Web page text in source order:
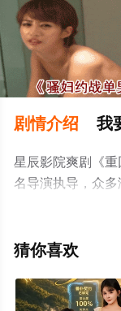
剧情介绍 我
星辰影院爽剧《
名导演执导，众
局剧情已揭晓（
瓣电视剧、电视猫
猜你喜欢